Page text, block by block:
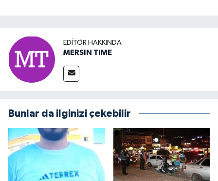
EDITÖR HAKKINDA
MERSIN TIME
Bunlar da ilginizi çekebilir